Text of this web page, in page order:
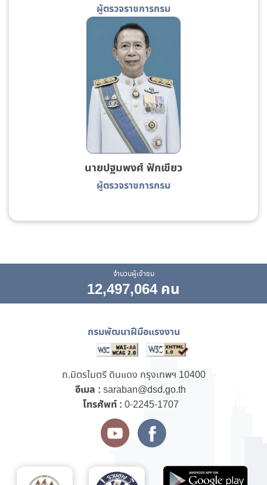
ผู้ตรวจราชการกรม
นายปฐมพงศ์ ฟักเขียว
ผู้ตรวจราชการกรม
จำนวนผู้เข้าชม
12,497,064 คน
กรมพัฒนาฝีมือแรงงาน
ถ.มิตรไมตรี ดินแดง กรุงเทพฯ 10400
อีเมล : saraban@dsd.go.th
โทรศัพท์ : 0-2245-1707